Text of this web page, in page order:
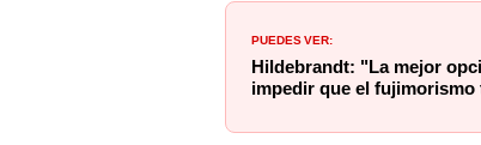
PUEDES VER:
Hildebrandt: "La mejor
impedir que el